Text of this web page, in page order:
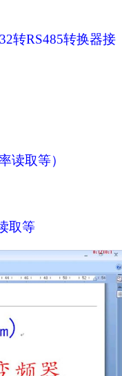
转RS485转换器接
读取等）
取等